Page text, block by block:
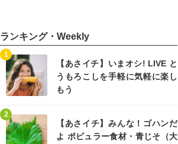
ランキング・Weekly
【あさイチ】いまオシ! LIVE と
うもろこしを手軽に気軽に楽し
もう
1
【あさイチ】みんな！ゴハンだ
よ ポピュラー食材・青じそ（大
2